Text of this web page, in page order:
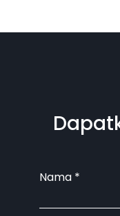
Nama *